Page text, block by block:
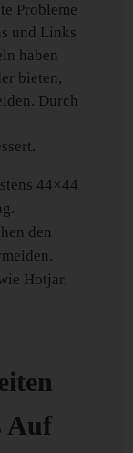
Probleme
und Links
haben
bieten,
Durch
44×44
den
Hotjar,
Auf